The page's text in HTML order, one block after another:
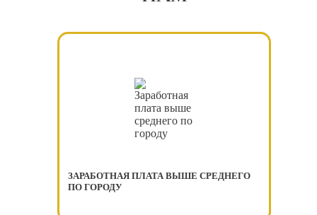
ЗАРАБОТНАЯ ПЛАТА ВЫШЕ СРЕДНЕГО
ПО ГОРОДУ